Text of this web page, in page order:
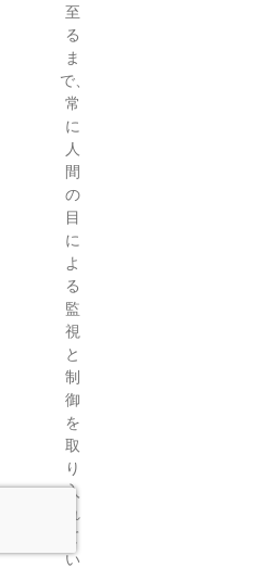
至
る
ま
で、
常
に
人
間
の
目
に
よ
る
監
視
と
制
御
を
取
り
入
れ
て
い